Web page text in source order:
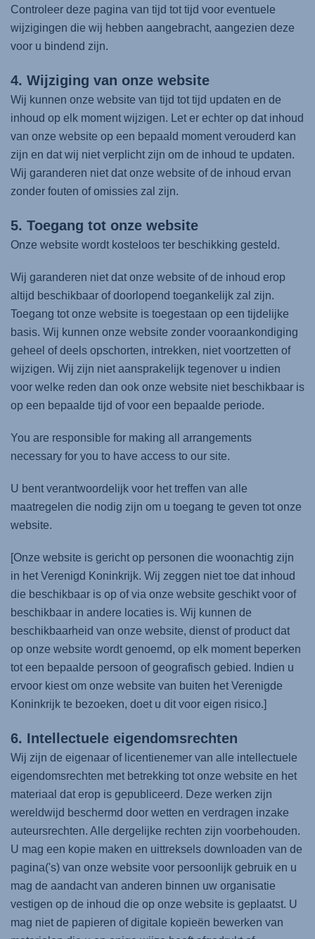
Controleer deze pagina van tijd tot tijd voor eventuele
wijzigingen die wij hebben aangebracht, aangezien deze
voor u bindend zijn.
4. Wijziging van onze website
Wij kunnen onze website van tijd tot tijd updaten en de
inhoud op elk moment wijzigen. Let er echter op dat inhoud
van onze website op een bepaald moment verouderd kan
zijn en dat wij niet verplicht zijn om de inhoud te updaten.
Wij garanderen niet dat onze website of de inhoud ervan
zonder fouten of omissies zal zijn.
5. Toegang tot onze website
Onze website wordt kosteloos ter beschikking gesteld.
Wij garanderen niet dat onze website of de inhoud erop
altijd beschikbaar of doorlopend toegankelijk zal zijn.
Toegang tot onze website is toegestaan op een tijdelijke
basis. Wij kunnen onze website zonder vooraankondiging
geheel of deels opschorten, intrekken, niet voortzetten of
wijzigen. Wij zijn niet aansprakelijk tegenover u indien
voor welke reden dan ook onze website niet beschikbaar is
op een bepaalde tijd of voor een bepaalde periode.
You are responsible for making all arrangements
necessary for you to have access to our site.
U bent verantwoordelijk voor het treffen van alle
maatregelen die nodig zijn om u toegang te geven tot onze
website.
[Onze website is gericht op personen die woonachtig zijn
in het Verenigd Koninkrijk. Wij zeggen niet toe dat inhoud
die beschikbaar is op of via onze website geschikt voor of
beschikbaar in andere locaties is. Wij kunnen de
beschikbaarheid van onze website, dienst of product dat
op onze website wordt genoemd, op elk moment beperken
tot een bepaalde persoon of geografisch gebied. Indien u
ervoor kiest om onze website van buiten het Verenigde
Koninkrijk te bezoeken, doet u dit voor eigen risico.]
6. Intellectuele eigendomsrechten
Wij zijn de eigenaar of licentienemer van alle intellectuele
eigendomsrechten met betrekking tot onze website en het
materiaal dat erop is gepubliceerd. Deze werken zijn
wereldwijd beschermd door wetten en verdragen inzake
auteursrechten. Alle dergelijke rechten zijn voorbehouden.
U mag een kopie maken en uittreksels downloaden van de
pagina('s) van onze website voor persoonlijk gebruik en u
mag de aandacht van anderen binnen uw organisatie
vestigen op de inhoud die op onze website is geplaatst. U
mag niet de papieren of digitale kopieën bewerken van